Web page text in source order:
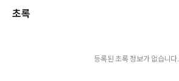
초록
등록된 초록 정보가 없습니다.